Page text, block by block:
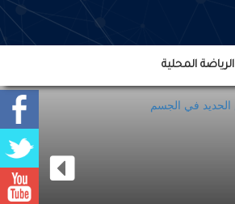
الرياضة المحلية